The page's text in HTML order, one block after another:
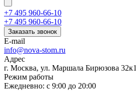
+7 495 960-66-10
+7 495 960-66-10
Заказать звонок
E-mail
info@nova-stom.ru
Адрес
г. Москва, ул. Маршала Бирюзова 32к1
Режим работы
Ежедневно: с 9:00 до 20:00